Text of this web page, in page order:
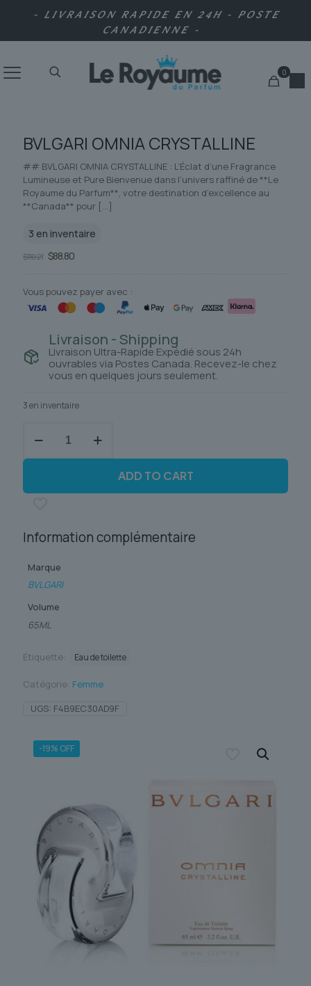
- LIVRAISON RAPIDE EN 24H - POSTE
CANADIENNE -
0
-19% OFF
BVLGARI OMNIA CRYSTALLINE
## BVLGARI OMNIA CRYSTALLINE : L’Éclat d’une Fragrance
Lumineuse et Pure Bienvenue dans l’univers raffiné de **Le
Royaume du Parfum**, votre destination d’excellence au
**Canada** pour […]
3 en inventaire
$110.21 Le
était :
$110.21.
$88.80Le
est :
$88.80.
Vous pouvez payer avec :
Livraison - Shipping
Livraison Ultra-Rapide Expédié sous 24h
ouvrables via Postes Canada. Recevez-le chez
vous en quelques jours seulement.
3 en inventaire
ADD TO CART
Information complémentaire
Marque
BVLGARI
Volume
65ML
Étiquette: Eau de toilette
Catégorie: Femme
UGS: F4B9EC30AD9F